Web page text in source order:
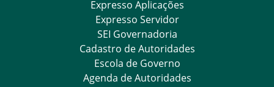
Expresso Aplicações
Expresso Servidor
SEI Governadoria
Cadastro de Autoridades
Escola de Governo
Agenda de Autoridades